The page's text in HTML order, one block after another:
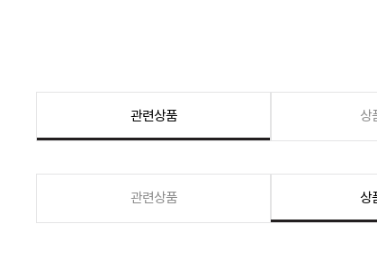
관련상품 상
관련상품 상